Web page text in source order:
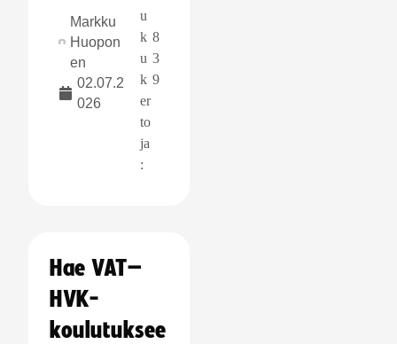
Markku
Huopon
en
02.07.2
026
u
k
u
k
er
to
ja
:
8
3
9
Hae VAT–
HVK-
koulutuksee